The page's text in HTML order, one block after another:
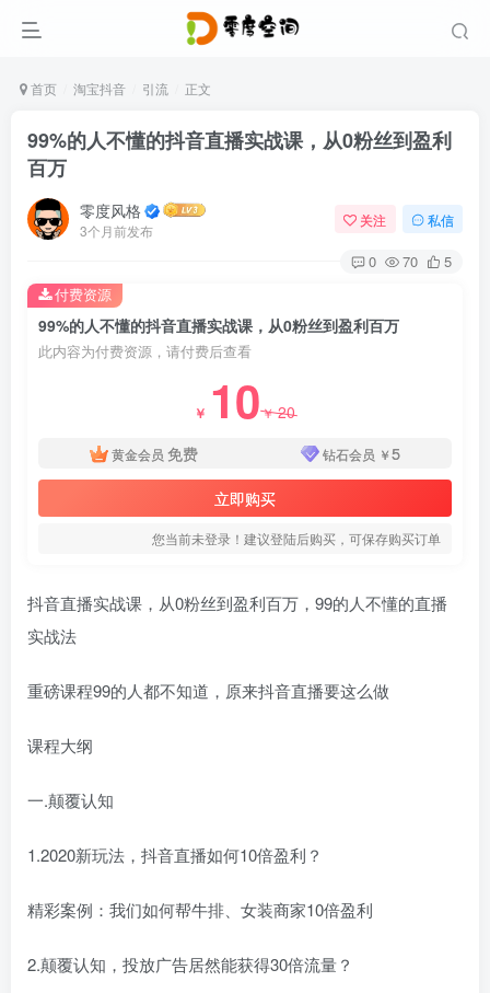
首页 淘宝抖音 引流 正文
99%的人不懂的抖音直播实战课，从0粉丝到盈利
百万
零度风格
3个月前发布
关注 私信
0 70 5
99%的人不懂的抖音直播实战课，从0粉丝到盈利百万
此内容为付费资源，请付费后查看
￥ 10￥20
黄金会员 免费 钻石会员 ￥5
立即购买
您当前未登录！建议登陆后购买，可保存购买订单
付费资源
抖音直播实战课，从0粉丝到盈利百万，99的人不懂的直播
实战法
重磅课程99的人都不知道，原来抖音直播要这么做
课程大纲
一.颠覆认知
1.2020新玩法，抖音直播如何10倍盈利？
精彩案例：我们如何帮牛排、女装商家10倍盈利
2.颠覆认知，投放广告居然能获得30倍流量？